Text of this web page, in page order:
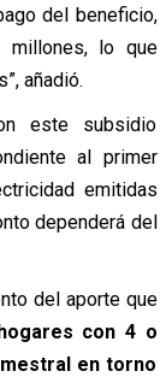
del beneficio,
millones, lo que
añadió.
este subsidio
al primer
emitidas
dependerá del
del aporte que
con 4 o
en torno